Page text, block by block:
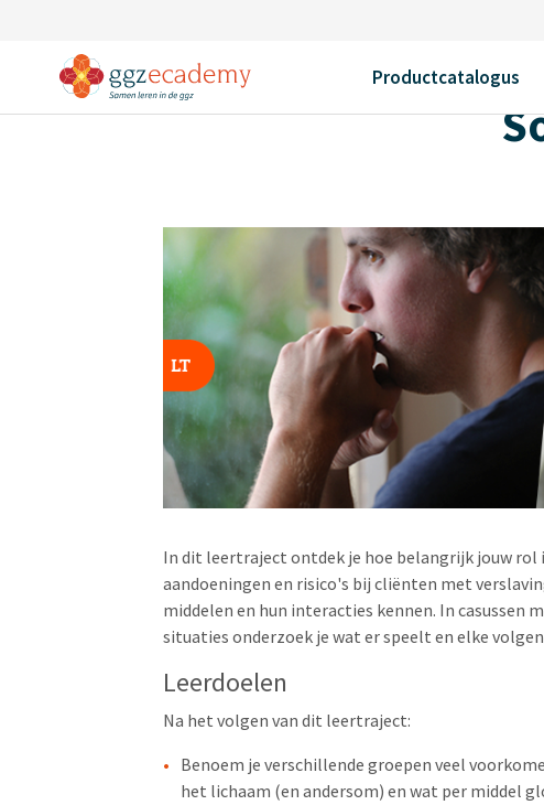
Productcatalogus
Terug
In dit leertraject ontdek je hoe belangrijk jouw rol
aandoeningen en risico's bij cliënten met
middelen en hun interacties kennen. In casussen
situaties onderzoek je wat er speelt en elke
Leerdoelen
Na het volgen van dit leertraject:
Benoem je verschillende groepen veel
het lichaam (en andersom) en wat per middel